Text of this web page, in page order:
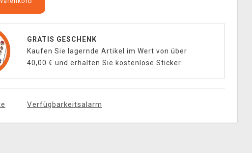
GRATIS GESCHENK
Kaufen Sie lagernde Artikel im Wert von über
40,00 € und erhalten Sie kostenlose Sticker.
Verfügbarkeitsalarm